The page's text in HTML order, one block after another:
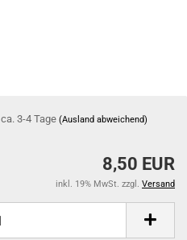
ca. 3-4 Tage(Ausland abweichend)
8,50 EUR
inkl. 19% MwSt. zzgl. Versand